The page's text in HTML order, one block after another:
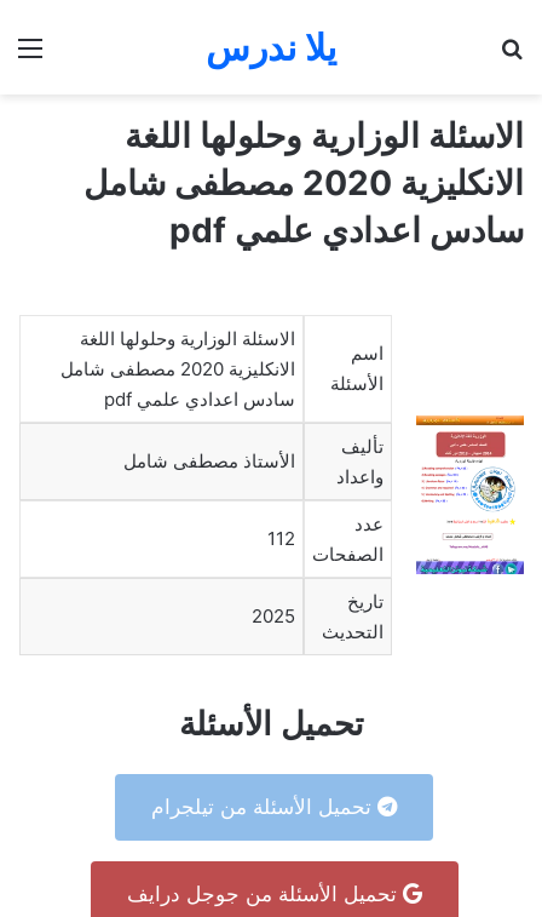
يلا ندرس
الاسئلة الوزارية وحلولها اللغة
الانكليزية 2020 مصطفى شامل
سادس اعدادي علمي pdf
اسم
الأسئلة
الاسئلة الوزارية وحلولها اللغة
الانكليزية 2020 مصطفى شامل
سادس اعدادي علمي pdf
تأليف
واعداد
الأستاذ مصطفى شامل
عدد
الصفحات
112
تاريخ
التحديث
2025
تحميل الأسئلة
تحميل الأسئلة من تيلجرام
تحميل الأسئلة من جوجل درايف